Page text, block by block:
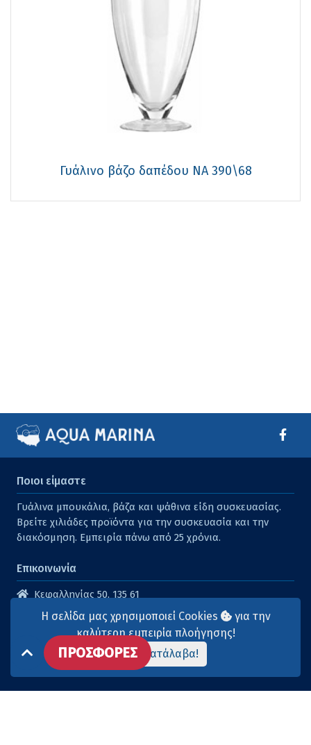
Γυάλινο βάζο δαπέδου NA 390\68
Ποιοι είμαστε
Γυάλινα μπουκάλια, βάζα και ψάθινα είδη συσκευασίας.
Βρείτε χιλιάδες προϊόντα για την συσκευασία και την
διακόσμηση. Εμπειρία πάνω από 25 χρόνια.
Επικοινωνία
Κεφαλληνίας 50, 135 61
Άγιοι Ανάργυροι
210 2614316
210 2615904
info@aqua-marina.gr
ΠΡΟΣΦΟΡΕΣ
Η σελίδα μας χρησιμοποιεί Cookies
για την
καλύτερη εμπειρία πλοήγησης!
Το κατάλαβα!